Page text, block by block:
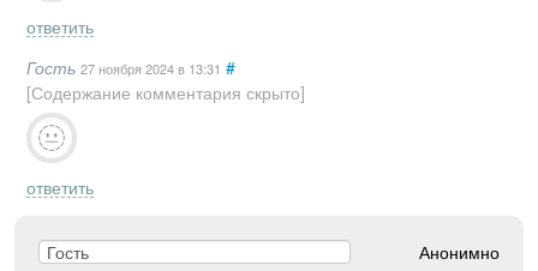
ответить
Гость 27 ноября 2024в 13:31 #
[Содержание комментария скрыто]
ответить
Анонимно